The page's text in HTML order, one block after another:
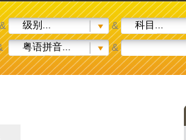
级别... & 科目...
粤语拼音... &